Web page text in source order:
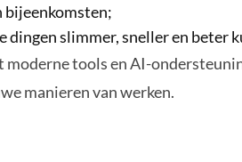
bijeenkomsten;
dingen slimmer, sneller en beter
moderne tools en AI-
manieren van werken.